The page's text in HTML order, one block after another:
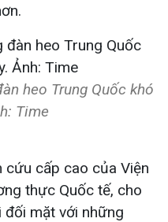
heo Trung Quốc khó
Time
cứu cấp cao của Viện
thực Quốc tế, cho
đối mặt với những